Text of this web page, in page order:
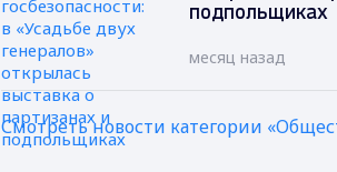
подпольщиках
месяц назад
Смотреть новости категории